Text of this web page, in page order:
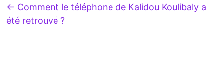
← Comment le téléphone de Kalidou Koulibaly a
été retrouvé ?